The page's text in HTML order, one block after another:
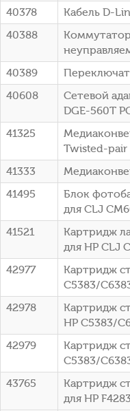
40378
Кабель D-
40388
Коммутатор
40389
40608
Сетевой
DGE-560T
41325
Twisted-pair
41333
41495
Блок
для CLJ
41521
Картридж
для HP CLJ
42977
Картридж
C5383/
42978
Картридж
HP C5383/
42979
Картридж
C5383/
43765
Картридж
для HP